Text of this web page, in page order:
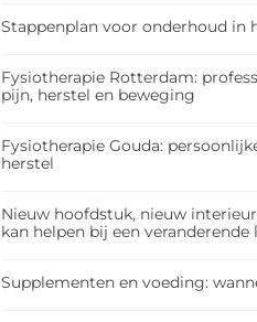
Stappenplan voor onderhoud in
Fysiotherapie Rotterdam:
pijn, herstel en beweging
Fysiotherapie Gouda:
herstel
Nieuw hoofdstuk, nieuw
kan helpen bij een veranderende
Supplementen en voeding: